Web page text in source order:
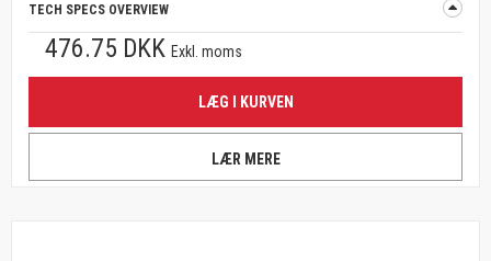
TECH SPECS OVERVIEW
476.75 DKK Exkl. moms
LÆG I KURVEN
LÆR MERE